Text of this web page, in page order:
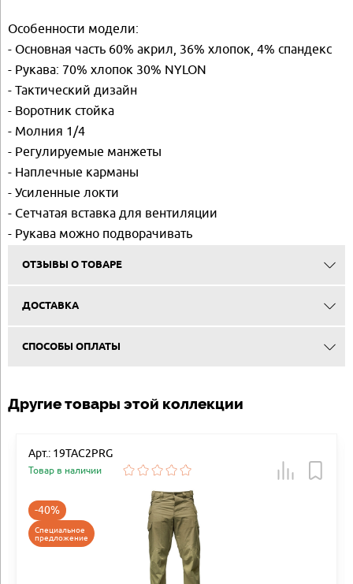
Особенности модели:
- Основная часть 60% акрил, 36% хлопок, 4% спандекс
- Рукава: 70% хлопок 30% NYLON
- Тактический дизайн
- Воротник стойка
- Молния 1/4
- Регулируемые манжеты
- Наплечные карманы
- Усиленные локти
- Сетчатая вставка для вентиляции
- Рукава можно подворачивать
ОТЗЫВЫ О ТОВАРЕ
ДОСТАВКА
СПОСОБЫ ОПЛАТЫ
Другие товары этой коллекции
Арт.: 19TAC2PRG
Товар в наличии
-40%
Специальное
предложение